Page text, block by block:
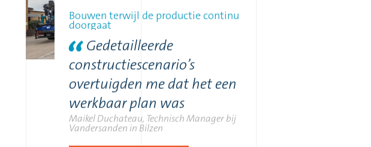
Bouwen terwijl de productie continu
doorgaat
Gedetailleerde
constructiescenario’s
overtuigden me dat het een
werkbaar plan was
Maikel Duchateau, Technisch Manager bij
Vandersanden in Bilzen